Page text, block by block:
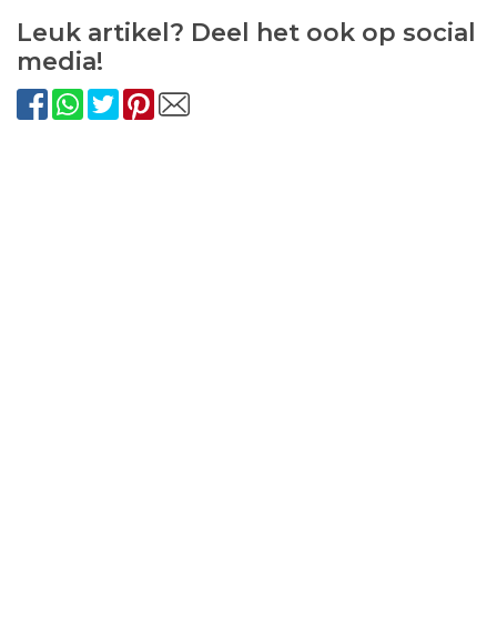
Leuk artikel? Deel het ook op social
media!